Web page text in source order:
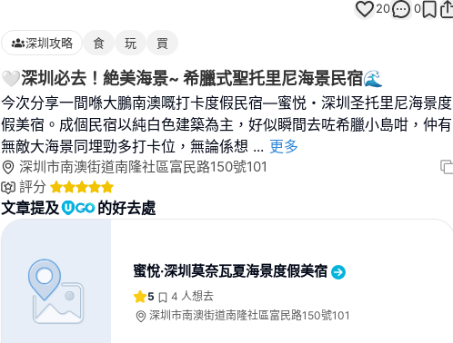
20 0
深圳攻略 食 玩 買
🤍深圳必去！絶美海景~ 希臘式聖托里尼海景民宿🌊
今次分享一間喺大鵬南澳嘅打卡度假民宿—蜜悦・深圳圣托里尼海景度
假美宿。成個民宿以純白色建築為主，好似瞬間去咗希臘小島咁，仲有
無敵大海景同埋勁多打卡位，無論係想 ... 更多
深圳市南澳街道南隆社區富民路150號101
評分
文章提及 的好去處
蜜悅·深圳莫奈瓦夏海景度假美宿
5 4 人想去
深圳市南澳街道南隆社區富民路150號101